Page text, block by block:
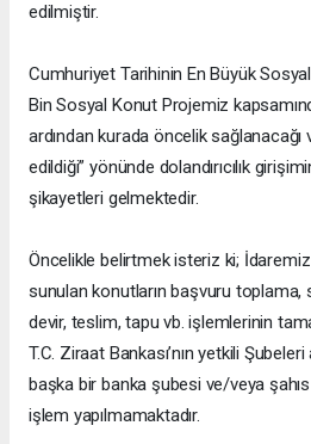
edilmiştir.
Cumhuriyet Tarihinin En Büyük
Bin Sosyal Konut Projemiz
ardından kurada öncelik
edildiği” yönünde dolandırıcılık
şikayetleri gelmektedir.
Öncelikle belirtmek isteriz ki;
sunulan konutların başvuru
devir, teslim, tapu vb. işlemlerinin
T.C. Ziraat Bankası’nın yetkili Şubeleri
başka bir banka şubesi ve/veya
işlem yapılmamaktadır.